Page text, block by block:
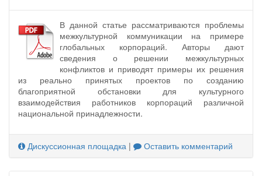
В данной статье рассматриваются проблемы
межкультурной коммуникации на примере
глобальных корпораций. Авторы дают
сведения о решении межкультурных
конфликтов и приводят примеры их решения
из реально принятых проектов по созданию
благоприятной обстановки для культурного
взаимодействия работников корпораций различной
национальной принадлежности.
Дискуссионная площадка | Оставить комментарий